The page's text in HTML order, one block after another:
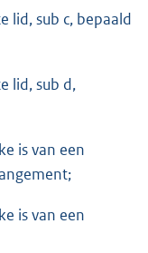
lid, sub c, bepaald
lid, sub d,
is van een
is van een